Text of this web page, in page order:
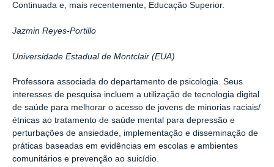
Continuada e, mais recentemente, Educação Superior.
Jazmin Reyes-Portillo
Universidade Estadual de Montclair (EUA)
Professora associada do departamento de psicologia. Seus
interesses de pesquisa incluem a utilização de tecnologia digital
de saúde para melhorar o acesso de jovens de minorias raciais/
étnicas ao tratamento de saúde mental para depressão e
perturbações de ansiedade, implementação e disseminação de
práticas baseadas em evidências em escolas e ambientes
comunitários e prevenção ao suicídio.